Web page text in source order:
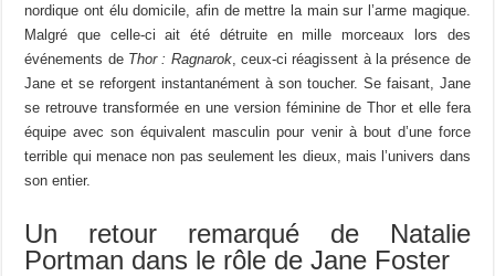
nordique ont élu domicile, afin de mettre la main sur l’arme magique.
Malgré que celle-ci ait été détruite en mille morceaux lors des
événements de Thor : Ragnarok, ceux-ci réagissent à la présence de
Jane et se reforgent instantanément à son toucher. Se faisant, Jane
se retrouve transformée en une version féminine de Thor et elle fera
équipe avec son équivalent masculin pour venir à bout d’une force
terrible qui menace non pas seulement les dieux, mais l’univers dans
son entier.
Un retour remarqué de Natalie
Portman dans le rôle de Jane Foster